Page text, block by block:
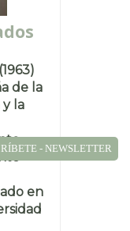
de la
y la
en
- NEWSLETTER